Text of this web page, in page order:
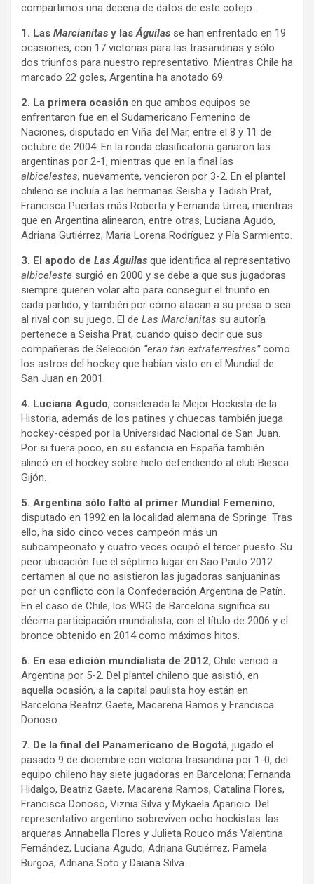
compartimos una decena de datos de este cotejo.
1. Las Marcianitas y lasÁguilas se han enfrentado en 19
ocasiones, con 17 victorias para las trasandinas y sólo
dos triunfos para nuestro representativo. Mientras Chile ha
marcado 22 goles, Argentina ha anotado 69.
2. La primera ocasión en que ambos equipos se
enfrentaron fue en el Sudamericano Femenino de
Naciones, disputado en Viña del Mar, entre el 8 y 11 de
octubre de 2004. En la ronda clasificatoria ganaron las
argentinas por 2-1, mientras que en la final las
albicelestes, nuevamente, vencieron por 3-2. En el plantel
chileno se incluía a las hermanas Seisha y Tadish Prat,
Francisca Puertas más Roberta y Fernanda Urrea; mientras
que en Argentina alinearon, entre otras, Luciana Agudo,
Adriana Gutiérrez, María Lorena Rodríguez y Pía Sarmiento.
3. El apodo de Las Águilas que identifica al representativo
albiceleste surgió en 2000 y se debe a que sus jugadoras
siempre quieren volar alto para conseguir el triunfo en
cada partido, y también por cómo atacan a su presa o sea
al rival con su juego. El de Las Marcianitas su autoría
pertenece a Seisha Prat, cuando quiso decir que sus
compañeras de Selección “eran tan extraterrestres”como
los astros del hockey que habían visto en el Mundial de
San Juan en 2001.
4. Luciana Agudo, considerada la Mejor Hockista de la
Historia, además de los patines y chuecas también juega
hockey-césped por la Universidad Nacional de San Juan.
Por si fuera poco, en su estancia en España también
alineó en el hockey sobre hielo defendiendo al club Biesca
Gijón.
5. Argentina sólo faltó al primer Mundial
Femenino,
disputado en 1992 en la localidad alemana de Springe. Tras
ello, ha sido cinco veces campeón más un
subcampeonato y cuatro veces ocupó el tercer puesto. Su
peor ubicación fue el séptimo lugar en Sao Paulo 2012…
certamen al que no asistieron las jugadoras sanjuaninas
por un conflicto con la Confederación Argentina de Patín.
En el caso de Chile, los WRG de Barcelona significa su
décima participación mundialista, con el título de 2006 y el
bronce obtenido en 2014 como máximos hitos.
6. En esa edición mundialista de 2012, Chile venció a
Argentina por 5-2. Del plantel chileno que asistió, en
aquella ocasión, a la capital paulista hoy están en
Barcelona Beatriz Gaete, Macarena Ramos y Francisca
Donoso.
7. De la final del Panamericano de Bogotá, jugado el
pasado 9 de diciembre con victoria trasandina por 1-0, del
equipo chileno hay siete jugadoras en Barcelona: Fernanda
Hidalgo, Beatriz Gaete, Macarena Ramos, Catalina Flores,
Francisca Donoso, Viznia Silva y Mykaela Aparicio. Del
representativo argentino sobreviven ocho hockistas: las
arqueras Annabella Flores y Julieta Rouco más Valentina
Fernández, Luciana Agudo, Adriana Gutiérrez, Pamela
Burgoa, Adriana Soto y Daiana Silva.